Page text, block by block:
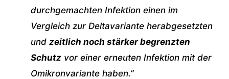
durchgemachten Infektion einen im
Vergleich zur Deltavariante herabgesetzten
und zeitlich noch stärker begrenzten
Schutz vor einer erneuten Infektion mit der
Omikronvariante haben.”